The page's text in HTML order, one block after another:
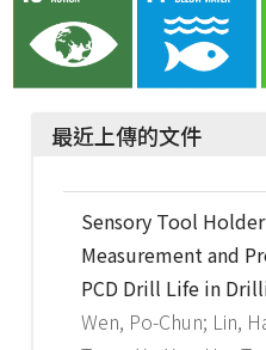
最近上傳的文件
Sensory Tool
Measurement and
PCD Drill Life in
Wen, Po-Chun; Lin,